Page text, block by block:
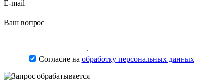
E-mail
Ваш вопрос
Согласие на обработку персональных данных